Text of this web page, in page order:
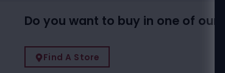
Do you want to buy in one of our
Find A Store